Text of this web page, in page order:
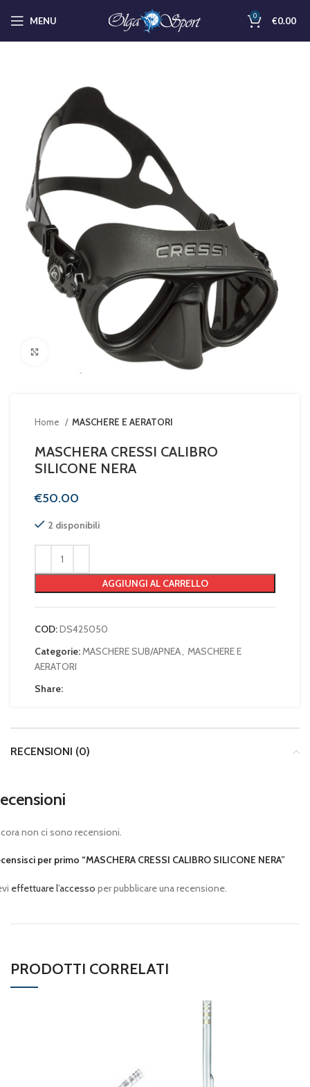
MENU 0 €0.00
Clicca per ingrandire
Home MASCHERE E AERATORI
MASCHERA CRESSI CALIBRO
SILICONE NERA
€
2 disponibili
AGGIUNGI AL CARRELLO
COD:DS425050
Categorie:MASCHERE SUB/APNEA, MASCHERE E
AERATORI
Share:
RECENSIONI (0)
non ci sono recensioni.
per primo “MASCHERA CRESSI CALIBRO SILICONE NERA”
effettuare l’accesso per pubblicare una recensione.
PRODOTTI CORRELATI